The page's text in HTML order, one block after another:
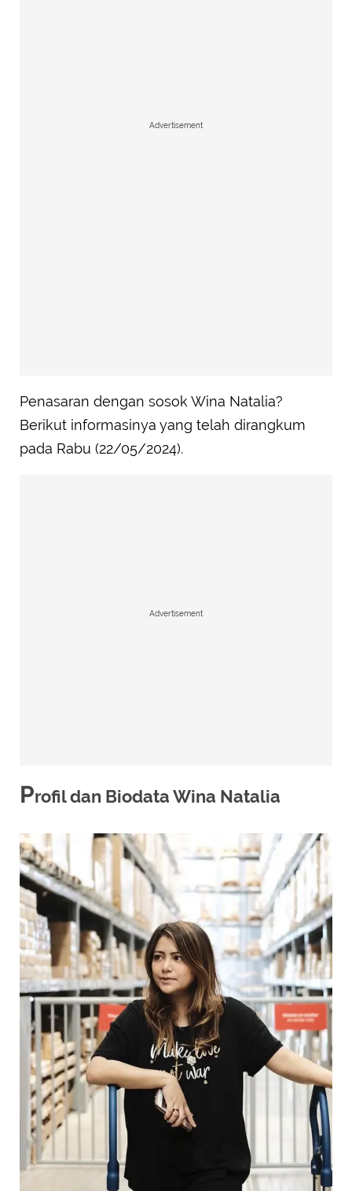
Advertisement
Penasaran dengan sosok Wina Natalia?
Berikut informasinya yang telah dirangkum
pada Rabu (22/05/2024).
Advertisement
Profil dan Biodata Wina Natalia